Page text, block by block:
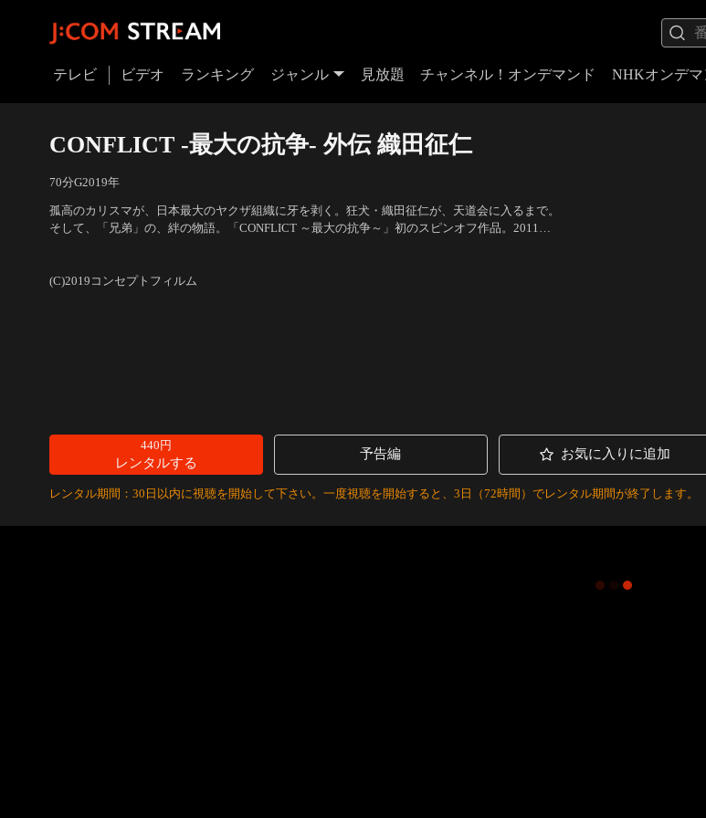
テレビ ビデオ ランキング ジャンル 見放題 チャンネル！オンデマンド NHKオンデマ
CONFLICT -最大の抗争- 外伝 織田征仁
70分G2019年
孤高のカリスマが、日本最大のヤクザ組織に牙を剥く。狂犬・織田征仁が、天道会に入るまで。
そして、「兄弟」の、絆の物語。「CONFLICT ～最大の抗争～」初のスピンオフ作品。2011
(C)2019コンセプトフィルム
440円
レンタルする
予告編 お気に入りに追加
レンタル期間：30日以内に視聴を開始して下さい。一度視聴を開始すると、3日（72時間）でレンタル期間が終了します。